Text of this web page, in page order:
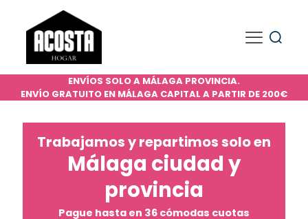
ENVÍOS SOLO A MÁLAGA PROVINCIA.
ENVÍO GRATUITO EN MÁLAGA CAPITAL A PARTIR DE 200€
Trabajamos y repartimos solo en
Málaga ciudad y
provincia
Pague hasta en 36 cómodas cuotas